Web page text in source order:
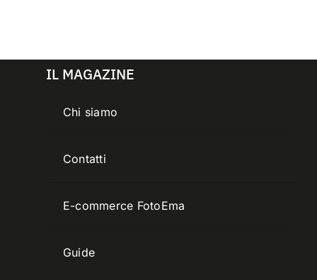
IL MAGAZINE
Chi siamo
Contatti
E-commerce FotoEma
Guide